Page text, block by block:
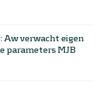
Aw verwacht eigen
parameters MJB